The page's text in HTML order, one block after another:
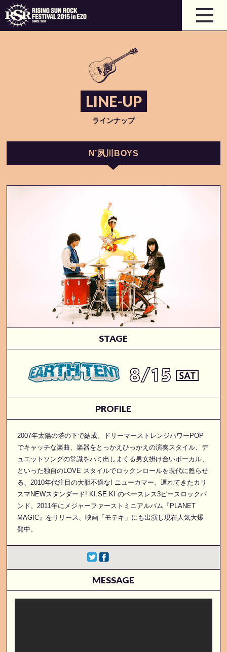
LINE-UP
ラインナップ
N’夙川BOYS
STAGE
PROFILE
2007年太陽の塔の下で結成。ドリーマーストレンジパワーPOP
でキャッチな楽曲、楽器をとっかえひっかえの演奏スタイル、デ
ュエットソングの常識をハミ出しまくる男女掛け合いボーカル、
といった独自のLOVE スタイルでロックンロールを現代に甦らせ
る、2010年代注目の大胆不適な! ニューカマー。遅れてきたカリ
スマNEWスタンダード! KI.SE.KI のベースレス3ピースロックバ
ンド。2011年にメジャーファーストミニアルバム『PLANET
MAGIC』をリリース、映画「モテキ」にも出演し現在人気大爆
発中。
MESSAGE